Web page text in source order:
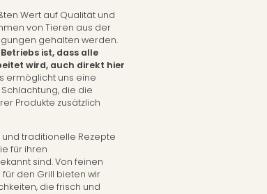
Wert auf Qualität und
von Tieren aus der
gehalten werden.
ist, dass alle
wird, auch direkt hier
ermöglicht uns eine
die die
Produkte zusätzlich
traditionelle Rezepte
für ihren
sind. Von feinen
den Grill bieten wir
die frisch und